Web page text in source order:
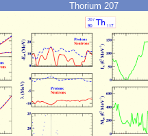
Thorium 207